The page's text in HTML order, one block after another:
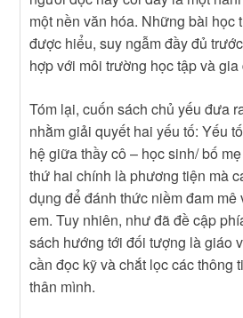
một nền văn hóa. Những bài học
được hiểu, suy ngẫm đầy đủ
hợp với môi trường học tập và
Tóm lại, cuốn sách chủ yếu đưa
nhằm giải quyết hai yếu tố: Yếu
hệ giữa thầy cô – học sinh/ bố
thứ hai chính là phương tiện mà
dụng để đánh thức niềm đam
em. Tuy nhiên, như đã đề cập
sách hướng tới đối tượng là giáo
cần đọc kỹ và chắt lọc các thông
thân mình.